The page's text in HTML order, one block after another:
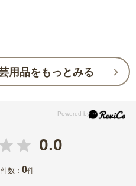
用品をもっとみる
0.0
数：0件